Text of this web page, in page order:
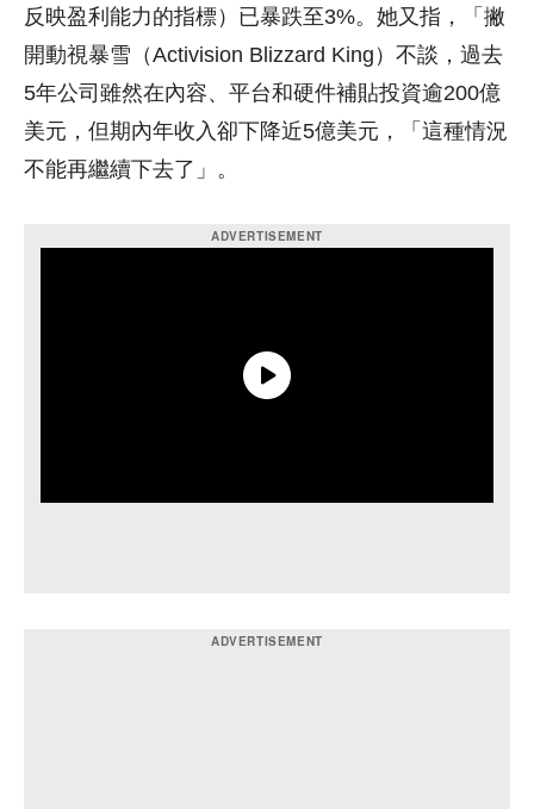
反映盈利能力的指標）已暴跌至3%。她又指，「撇
開動視暴雪（Activision Blizzard King）不談，過去
5年公司雖然在內容、平台和硬件補貼投資逾200億
美元，但期內年收入卻下降近5億美元，「這種情況
不能再繼續下去了」。